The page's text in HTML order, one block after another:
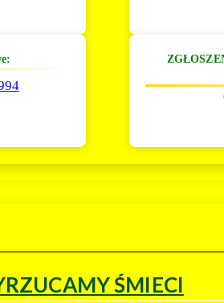
ŚMIECI